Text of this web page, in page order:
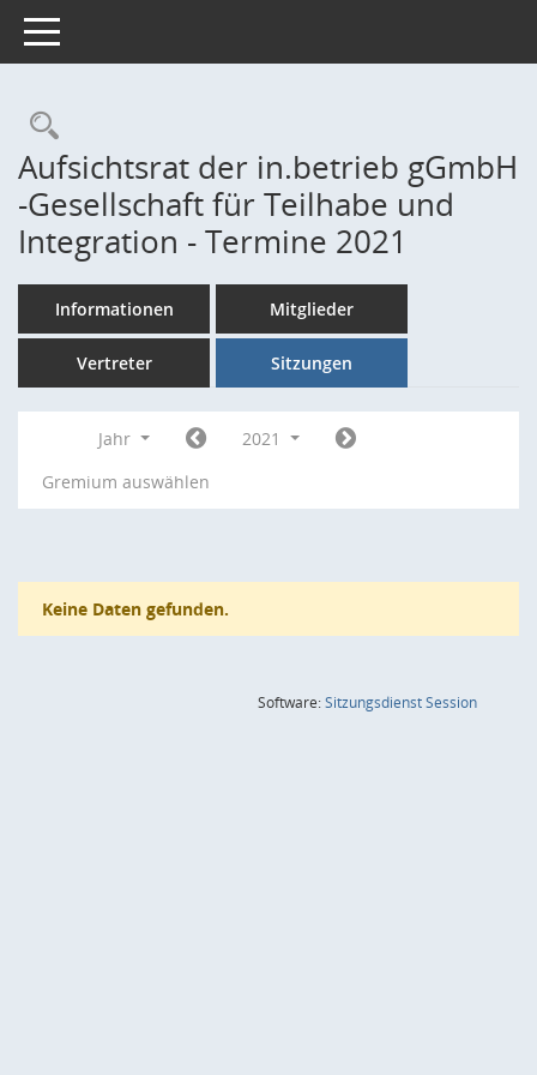
Toggle navigation
Rechercheauswahl
Aufsichtsrat der in.betrieb gGmbH
-Gesellschaft für Teilhabe und
Integration - Termine 2021
Informationen Mitglieder
Vertreter Sitzungen
Jahr
2021
Gremium auswählen
Keine Daten gefunden.
Software:SitzungsdienstSession(Wird in